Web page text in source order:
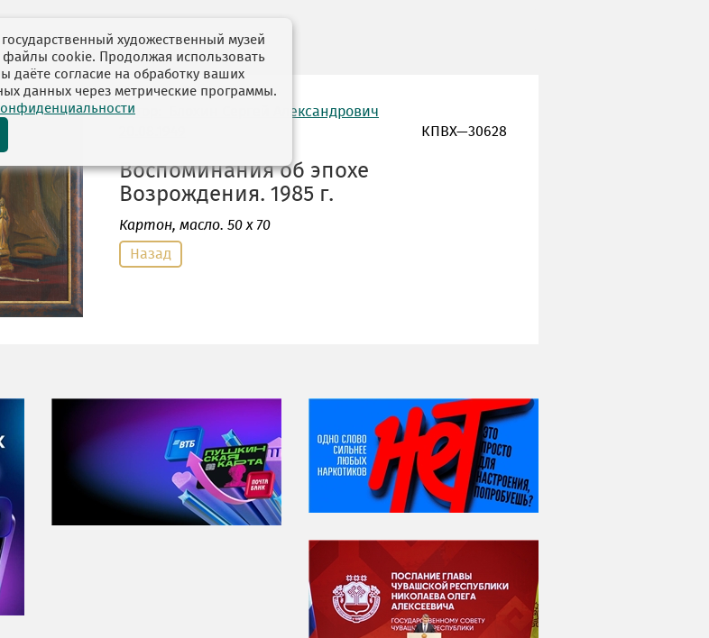
автор: Блохин Сергей Александрович
КПВХ—30628
Воспоминания об эпохе
Возрождения. 1985 г.
Картон, масло. 50 х 70
Назад
НИ ДНЯ БЕЗ ДАТЫ...
06 августа
Яков Яковлевич
Вебер
художественный музей
файлы cookie. Продолжая использовать
даёте согласие на обработку ваших
данных через метрические программы.